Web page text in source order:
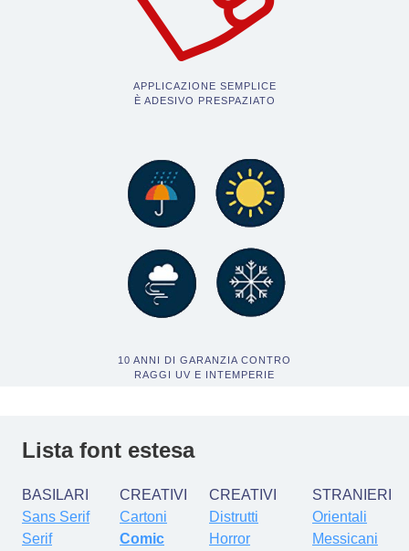
APPLICAZIONE SEMPLICE
È ADESIVO PRESPAZIATO
10 ANNI DI GARANZIA CONTRO
RAGGI UV E INTEMPERIE
Lista font estesa
BASILARI
Sans Serif
Serif
CREATIVI
Cartoni
Comic
CREATIVI
Distrutti
Horror
STRANIERI
Orientali
Messicani